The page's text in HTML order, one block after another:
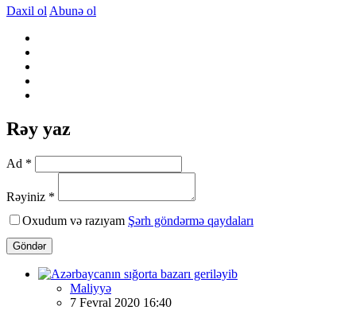
Daxil ol Abunə ol
Rəy yaz
Ad *
Rəyiniz *
Oxudum və razıyam Şərh göndərmə qaydaları
Göndər
Maliyyə
7 Fevral 2020 16:40